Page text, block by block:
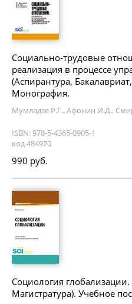
Социально-трудовые
реализация в процессе
(Аспирантура,
Монография.
Мумладзе Р.Г., Афонин И.Д.,
ISBN: 978-5-4365-0905-1
код 484970
990 руб.
Социология глобализации.
Магистратура). Учебное